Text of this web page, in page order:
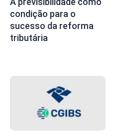
condição para o
sucesso da reforma
tributária